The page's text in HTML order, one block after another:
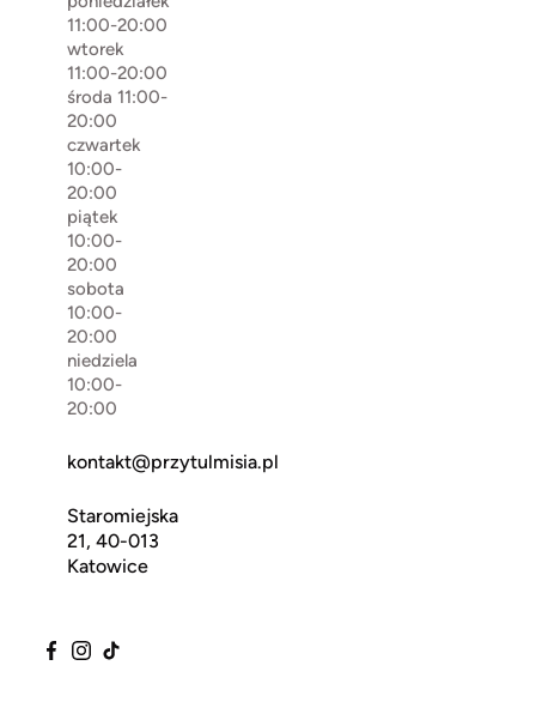
11:00-20:00
wtorek
11:00-20:00
środa 11:00-
20:00
czwartek
10:00-
20:00
piątek
10:00-
20:00
sobota
10:00-
20:00
niedziela
10:00-
20:00
kontakt@przytulmisia.pl
Staromiejska
21, 40-013
Katowice